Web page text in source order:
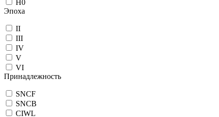
H0
Эпоха
II
III
IV
V
VI
Принадлежность
SNCF
SNCB
CIWL